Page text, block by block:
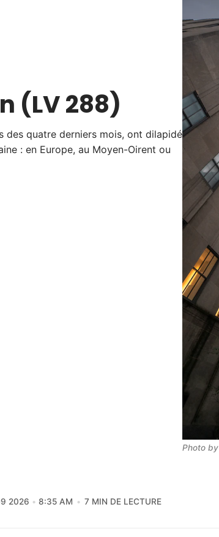
(LV 288)
des quatre derniers mois, ont dilapidé
: en Europe, au Moyen-Oirent ou
Photo by
2026 8:35 AM 7 MIN DE LECTURE